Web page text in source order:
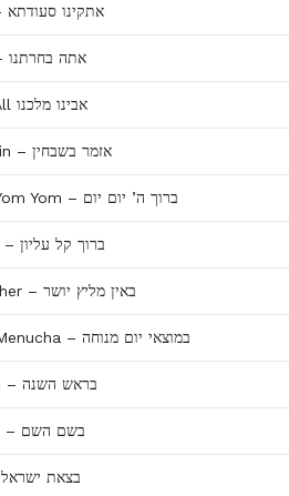
Askinu Seudasa – אתקינו סעודתא
Ata Bechartanu – אתה בחרתנו
Avinu Malkeinu- All אבינו מלכנו
Azamer Bishvachin – אזמר בשבחין
Baruch Hashem Yom Yom – ברוך ה’ יום יום
Baruch Kel Elyon – ברוך קל עליון
Be’ein Meilitz Yosher – באין מליץ יושר
Bemotzaei Yom Menucha – במוצאי יום מנוחה
Berosh Hashanah – בראש השנה
Besheim Hashem – בשם השם
Betzeis Yisroel – בצאת ישראל